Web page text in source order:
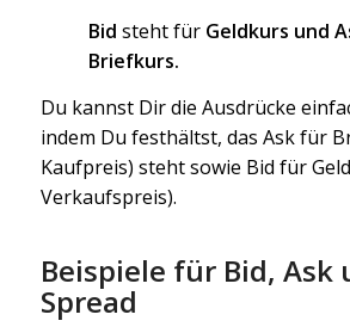
Bid steht fürGeldkurs und
Briefkurs.
Du kannst Dir die Ausdrücke
indem Du festhältst, das Ask für
Kaufpreis) steht sowie Bid für
Verkaufspreis).
Beispiele für Bid, Ask
Spread